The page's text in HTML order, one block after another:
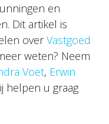
en
Dit artikel is
overVastgoed
weten? Neem
Voet, Erwin
helpen u graag